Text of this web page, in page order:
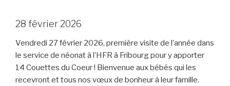
28 février 2026
Vendredi 27 février 2026, première visite de l’année dans
le service de néonat à l’HFR à Fribourg pour y apporter
14 Couettes du Coeur ! Bienvenue aux bébés qui les
recevront et tous nos vœux de bonheur à leur famille.